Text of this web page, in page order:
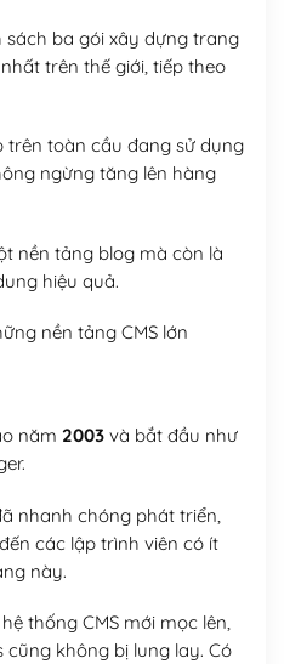
sách ba gói xây dựng trang
trên thế giới, tiếp theo
toàn cầu đang sử dụng
ngừng tăng lên hàng
nền tảng blog mà còn là
hiệu quả.
nền tảng CMS lớn
năm 2003và bắt đầu như
nhanh chóng phát triển,
các lập trình viên có ít
này.
thống CMS mới mọc lên,
cũng không bị lung lay. Có